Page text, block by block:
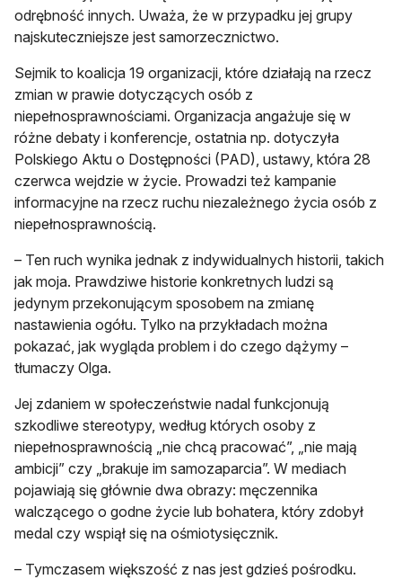
odrębność innych. Uważa, że w przypadku jej grupy
najskuteczniejsze jest samorzecznictwo.
Sejmik to koalicja 19 organizacji, które działają na rzecz
zmian w prawie dotyczących osób z
niepełnosprawnościami. Organizacja angażuje się w
różne debaty i konferencje, ostatnia np. dotyczyła
Polskiego Aktu o Dostępności (PAD), ustawy, która 28
czerwca wejdzie w życie. Prowadzi też kampanie
informacyjne na rzecz ruchu niezależnego życia osób z
niepełnosprawnością.
– Ten ruch wynika jednak z indywidualnych historii, takich
jak moja. Prawdziwe historie konkretnych ludzi są
jedynym przekonującym sposobem na zmianę
nastawienia ogółu. Tylko na przykładach można
pokazać, jak wygląda problem i do czego dążymy –
tłumaczy Olga.
Jej zdaniem w społeczeństwie nadal funkcjonują
szkodliwe stereotypy, według których osoby z
niepełnosprawnością „nie chcą pracować”, „nie mają
ambicji” czy „brakuje im samozaparcia”. W mediach
pojawiają się głównie dwa obrazy: męczennika
walczącego o godne życie lub bohatera, który zdobył
medal czy wspiął się na ośmiotysięcznik.
– Tymczasem większość z nas jest gdzieś pośrodku.